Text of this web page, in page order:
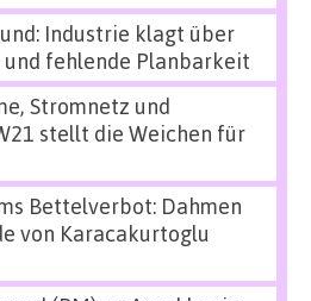
Industrie klagt über
und fehlende Planbarkeit
Stromnetz und
stellt die Weichen für
Bettelverbot: Dahmen
von Karacakurtoglu